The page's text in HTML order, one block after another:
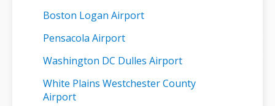
Boston Logan Airport
Pensacola Airport
Washington DC Dulles Airport
White Plains Westchester County
Airport